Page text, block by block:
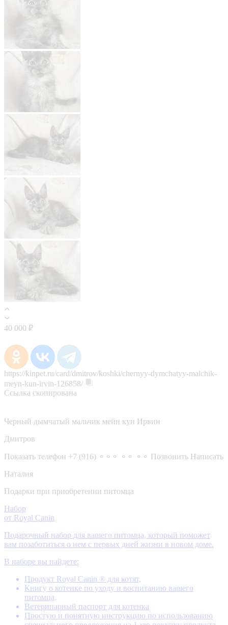
40 000 ₽
https://kinpet.ru/card/dmitrov/koshki/chernyy-dymchatyy-malchik-
meyn-kun-irvin-126858/
Ссылка скопирована
Черный дымчатый мальчик мейн кун Ирвин
Дмитров
Показать телефон +7 (916) ⚬⚬⚬ ⚬⚬ ⚬⚬ Позвонить Написать
Наталия
Подарки при приобретении питомца
Набор
от Royal Canin
Подарочный набор для вашего питомца, который поможет
вам позаботиться о нем с первых дней жизни в новом доме.
В наборе вы найдете:
Продукт Royal Canin ® для котят,
Книгу о котенке по уходу и воспитанию вашего
питомца,
Ветеринарный паспорт для котенка
Простую и понятную инструкцию по использованию